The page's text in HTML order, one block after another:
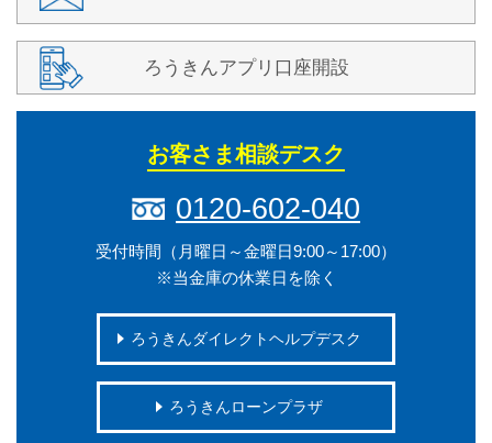
ろうきんアプリ口座開設
お客さま相談デスク
0120-602-040
受付時間（月曜日～金曜日9:00～17:00）
※当金庫の休業日を除く
ろうきんダイレクトヘルプデスク
ろうきんローンプラザ